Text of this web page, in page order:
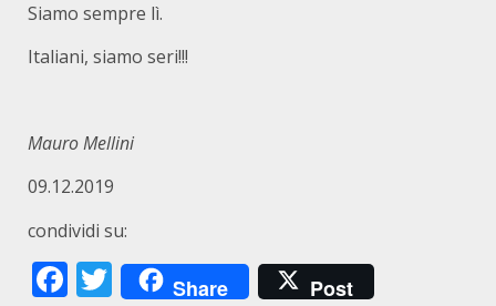
Siamo sempre lì.
Italiani, siamo seri!!!
Mauro Mellini
09.12.2019
condividi su:
Facebook
Twitter
Share Post